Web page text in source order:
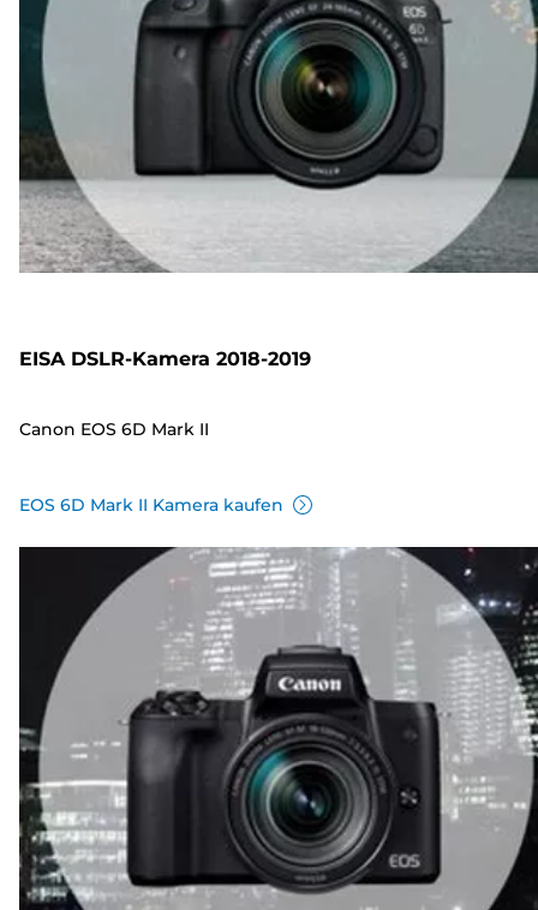
EISA DSLR-Kamera 2018-2019
Canon EOS 6D Mark II
EOS 6D Mark II Kamera kaufen